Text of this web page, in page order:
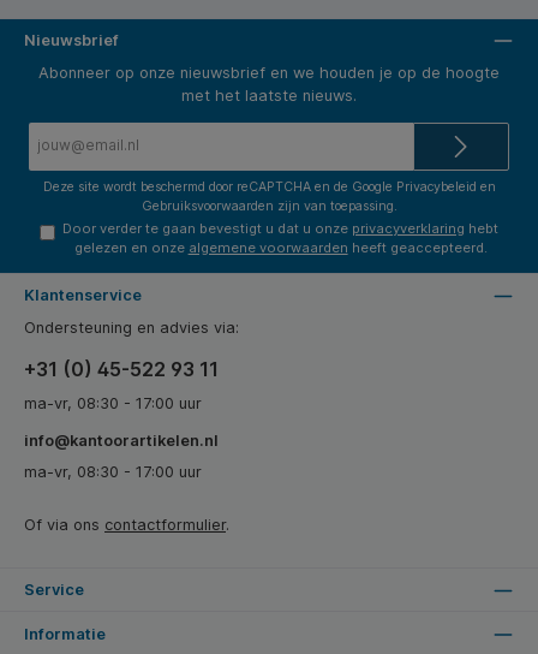
Nieuwsbrief
Abonneer op onze nieuwsbrief en we houden je op de hoogte
met het laatste nieuws.
Deze site wordt beschermd door reCAPTCHA en de Google Privacybeleid en
Gebruiksvoorwaarden zijn van toepassing.
Door verder te gaan bevestigt u dat u onze privacyverklaring hebt
gelezen en onze algemene voorwaarden heeft geaccepteerd.
Klantenservice
Ondersteuning en advies via:
+31 (0) 45-522 93 11
ma-vr, 08:30 - 17:00 uur
info@kantoorartikelen.nl
ma-vr, 08:30 - 17:00 uur
Of via ons contactformulier.
Service
Informatie